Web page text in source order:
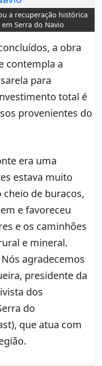
a recuperação histórica
Serra do Navio
a obra
contempla a
para
total é
provenientes do
era uma
estava muito
de buracos,
e favoreceu
e os caminhões
e mineral.
agradecemos
presidente da
dos
do
que atua com